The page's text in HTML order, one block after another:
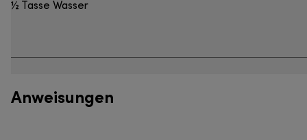
½ Tasse Wasser
Anweisungen